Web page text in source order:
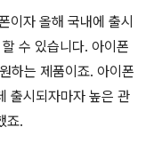
이자 올해 국내에 출시
수 있습니다. 아이폰
하는 제품이죠. 아이폰
출시되자마자 높은 관
죠.